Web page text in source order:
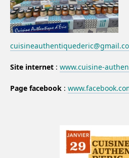
Site internet : www.cuisine-
Page facebook :